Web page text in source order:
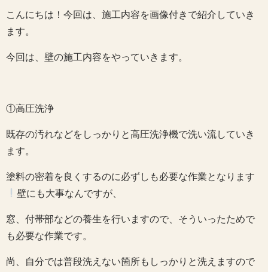
こんにちは！今回は、施工内容を画像付きで紹介していき
ます。
今回は、壁の施工内容をやっていきます。
①高圧洗浄
既存の汚れなどをしっかりと高圧洗浄機で洗い流していき
ます。
塗料の密着を良くするのに必ずしも必要な作業となります
壁にも大事なんですが、
窓、付帯部などの養生を行いますので、そういったためで
も必要な作業です。
尚、自分では普段洗えない箇所もしっかりと洗えますので